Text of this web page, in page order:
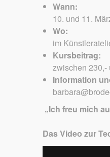
Wann:
10. und 11.
Wo:
im
Kursbeitrag:
zwischen 230,-
Information
„Ich freu mich
Das Video zur